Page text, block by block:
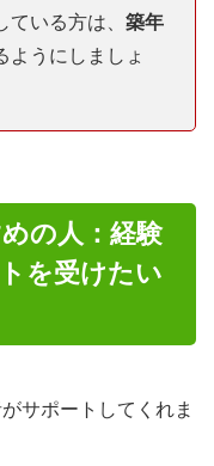
いる方は、 築年
ようにしましょ
の人：経験
を受けたい
サポートしてくれま